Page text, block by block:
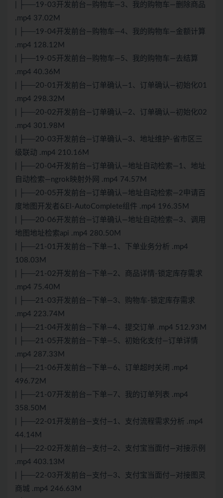
| ├──19-03开发前台—购物车—3、我的购物车—删除商品
.mp4 37.02M
| ├──19-04开发前台—购物车—4、我的购物车—金额计算
.mp4 128.12M
| ├──19-05开发前台—购物车—5、我的购物车—去结算
.mp4 40.36M
| ├──20-01开发前台—订单确认—1、订单确认—初始化01
.mp4 298.32M
| ├──20-02开发前台—订单确认—2、订单确认—初始化02
.mp4 301.98M
| ├──20-03开发前台—订单确认—3、地址维护-省市区三
级联动 .mp4 210.16M
| ├──20-04开发前台—订单确认—地址自动检索—1、地址
自动检索—ngrok映射外网 .mp4 74.57M
| ├──20-05开发前台—订单确认—地址自动检索—2申请百
度地图开发者&El-AutoComplete组件 .mp4 196.35M
| ├──20-06开发前台—订单确认—地址自动检索—3、调用
地图地址检索api .mp4 280.50M
| ├──21-01开发前台—下单—1、下单业务分析 .mp4
108.03M
| ├──21-02开发前台—下单—2、商品详情-锁定库存需求
.mp4 75.40M
| ├──21-03开发前台—下单—3、购物车-锁定库存需求
.mp4 223.74M
| ├──21-04开发前台—下单—4、提交订单 .mp4 512.93M
| ├──21-05开发前台—下单—5、初始化支付—订单详情
.mp4 287.33M
| ├──21-06开发前台—下单—6、订单超时关闭 .mp4
496.72M
| ├──21-07开发前台—下单—7、我的订单列表 .mp4
358.50M
| ├──22-01开发前台—支付—1、支付流程需求分析 .mp4
44.14M
| ├──22-02开发前台—支付—2、支付宝当面付—对接示例
.mp4 403.13M
| ├──22-03开发前台—支付—3、支付宝当面付—对接图灵
商城 .mp4 246.63M